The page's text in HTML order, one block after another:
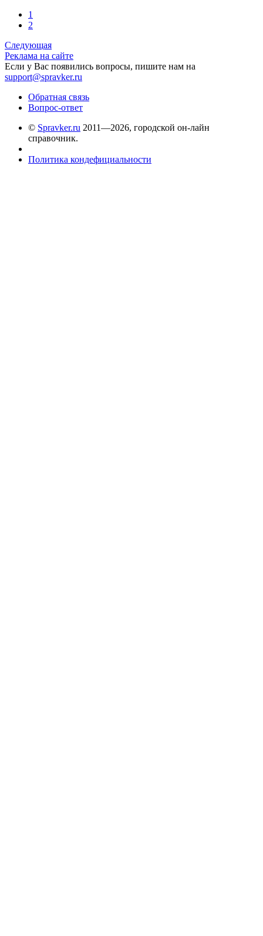
1
2
Следующая
Реклама на сайте
Если у Вас появились вопросы, пишите нам на
support@spravker.ru
Обратная связь
Вопрос-ответ
© Spravker.ru 2011—2026, городской он-лайн
справочник.
Политика кондефициальности